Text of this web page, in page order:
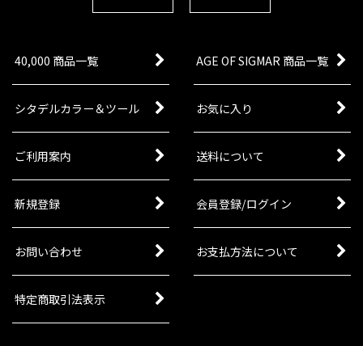
40,000 商品一覧 AGE OF SIGMAR 商品一覧
シタデルカラー＆ツール お気に入り
ご利用案内 送料について
新規登録 会員登録/ログイン
お問い合わせ お支払方法について
特定商取引法表示